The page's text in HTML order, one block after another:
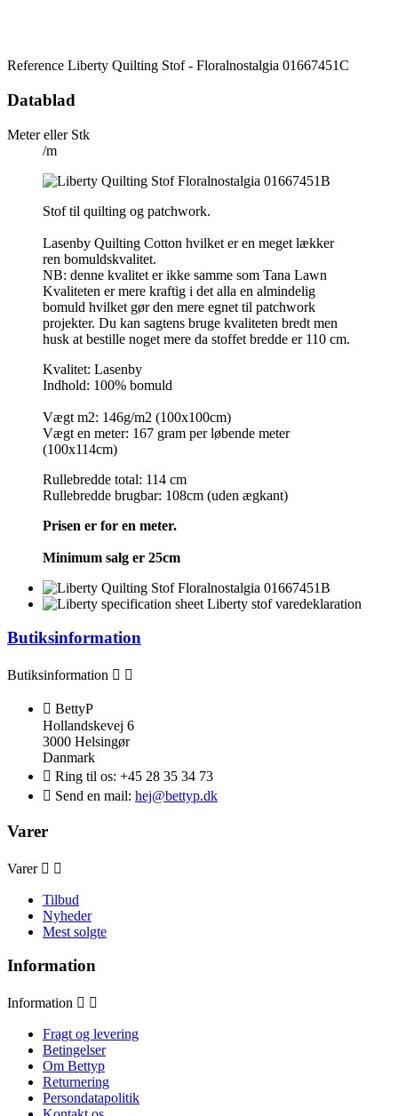
Reference Liberty Quilting Stof - Floralnostalgia 01667451C
Datablad
Meter eller Stk
/m
Stof til quilting og patchwork.
Lasenby Quilting Cotton hvilket er en meget lækker
ren bomuldskvalitet.
NB: denne kvalitet er ikke samme som Tana Lawn
Kvaliteten er mere kraftig i det alla en almindelig
bomuld hvilket gør den mere egnet til patchwork
projekter. Du kan sagtens bruge kvaliteten bredt men
husk at bestille noget mere da stoffet bredde er 110 cm.
Kvalitet: Lasenby
Indhold: 100% bomuld
Vægt m2: 146g/m2 (100x100cm)
Vægt en meter: 167 gram per løbende meter
(100x114cm)
Rullebredde total: 114 cm
Rullebredde brugbar: 108cm (uden ægkant)
Prisen er for en meter.
Minimum salg er 25cm
Butiksinformation
Butiksinformation  
 BettyP
Hollandskevej 6
3000 Helsingør
Danmark
 Ring til os: +45 28 35 34 73
 Send en mail: hej@bettyp.dk
Varer
Varer  
Tilbud
Nyheder
Mest solgte
Information
Information  
Fragt og levering
Betingelser
Om Bettyp
Returnering
Persondatapolitik